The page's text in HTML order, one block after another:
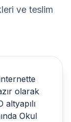
ve teslim
olarak
Okul